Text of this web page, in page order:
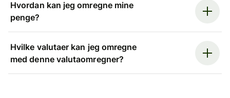
Hvordan kan jeg omregne mine
penge?
Hvilke valutaer kan jeg omregne
med denne valutaomregner?